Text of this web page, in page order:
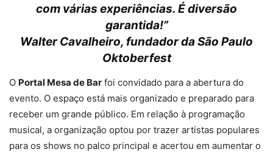
com várias experiências. É diversão
garantida!”
Walter Cavalheiro, fundador da São Paulo
Oktoberfest
O Portal Mesa de Bar foi convidado para a abertura do
evento. O espaço está mais organizado e preparado para
receber um grande público. Em relação à programação
musical, a organização optou por trazer artistas populares
para os shows no palco principal e acertou em aumentar o